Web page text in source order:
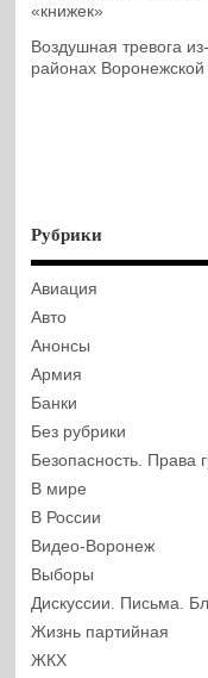
«книжек»
Воздушная тревога
районах Воронежской
Рубрики
Авиация
Авто
Анонсы
Армия
Банки
Без рубрики
Безопасность. Права
В мире
В России
Видео-Воронеж
Выборы
Дискуссии. Письма.
Жизнь партийная
ЖКХ